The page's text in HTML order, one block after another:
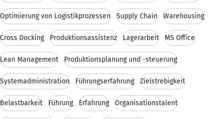
Optimierung von Logistikprozessen Supply Chain Warehousing
Cross Docking Produktionsassistenz Lagerarbeit MS Office
Lean Management Produktionsplanung und -steuerung
Systemadministration Führungserfahrung Zielstrebigkeit
Belastbarkeit Führung Erfahrung Organisationstalent